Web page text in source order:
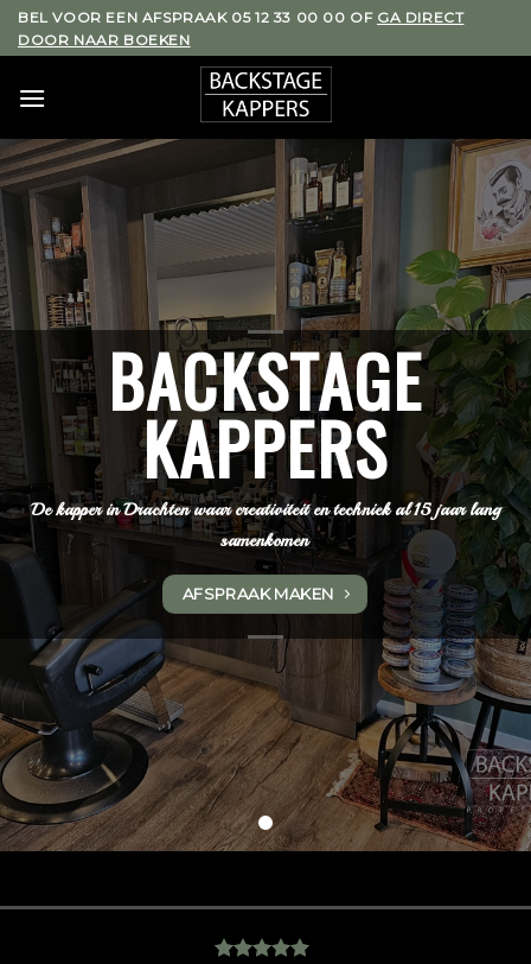
Skip
to
BEL VOOR EEN AFSPRAAK 05 12 33 00 00 OF GA DIRECT
DOOR NAAR BOEKEN
BACKSTAGE
KAPPERS
De kapper in Drachten waar creativiteit en techniek al 15 jaar lang
samenkomen
AFSPRAAK MAKEN